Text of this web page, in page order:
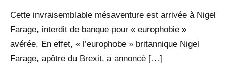
Cette invraisemblable mésaventure est arrivée à Nigel
Farage, interdit de banque pour « europhobie »
avérée. En effet, « l’europhobe » britannique Nigel
Farage, apôtre du Brexit, a annoncé […]